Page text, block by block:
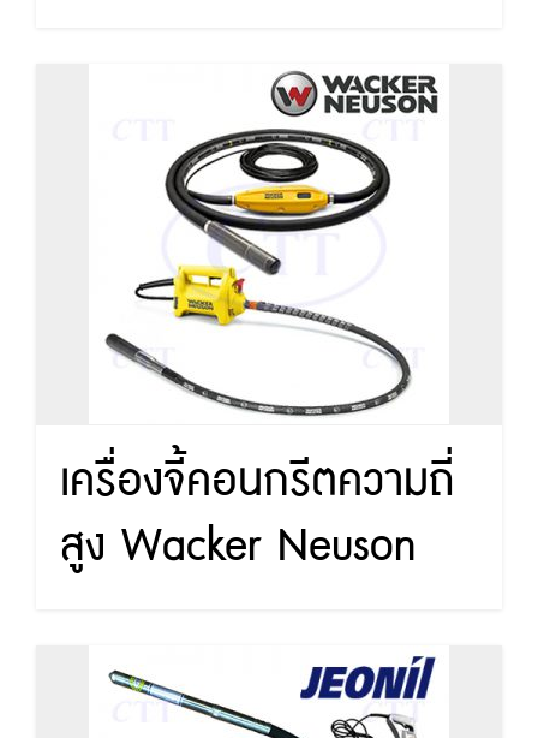
เครื่องจี้คอนกรีตความถี่
สูง Wacker Neuson